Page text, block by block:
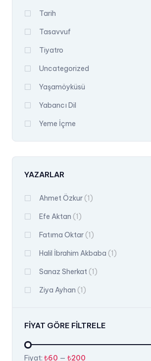
Tarih
Tasavvuf
Tiyatro
Uncategorized
Yaşamöyküsü
Yabancı Dil
Yeme İçme
YAZARLAR
Ahmet Özkur (1)
Efe Aktan (1)
Fatıma Oktar (1)
Halil İbrahim Akbaba (1)
Sanaz Sherkat (1)
Ziya Ayhan (1)
FIYAT GÖRE FILTRELE
En
En
Fiyat: ₺60 — ₺200